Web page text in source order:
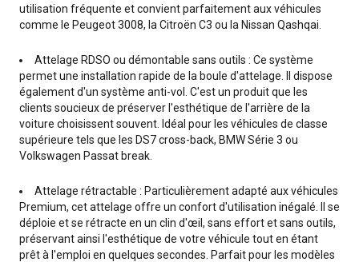
utilisation fréquente et convient parfaitement aux véhicules
comme le Peugeot 3008, la Citroën C3 ou la Nissan Qashqai.
Attelage RDSO ou démontable sans outils : Ce système
permet une installation rapide de la boule d'attelage. Il dispose
également d'un système anti-vol. C'est un produit que les
clients soucieux de préserver l'esthétique de l'arrière de la
voiture choisissent souvent. Idéal pour les véhicules de classe
supérieure tels que les DS7 cross-back, BMW Série 3 ou
Volkswagen Passat break.
Attelage rétractable : Particulièrement adapté aux véhicules
Premium, cet attelage offre un confort d'utilisation inégalé. Il se
déploie et se rétracte en un clin d'œil, sans effort et sans outils,
préservant ainsi l'esthétique de votre véhicule tout en étant
prêt à l'emploi en quelques secondes. Parfait pour les modèles